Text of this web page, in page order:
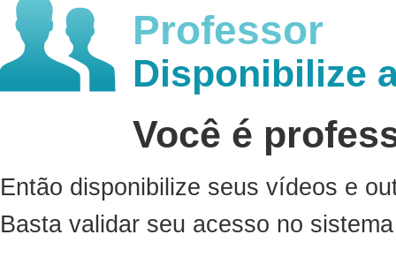
Professor
Disponibilize
Você é
Então disponibilize seus vídeos e
Basta validar seu acesso no